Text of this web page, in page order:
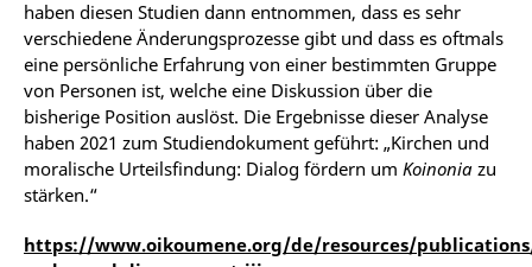
haben diesen Studien dann entnommen, dass es sehr
verschiedene Änderungsprozesse gibt und dass es oftmals
eine persönliche Erfahrung von einer bestimmten Gruppe
von Personen ist, welche eine Diskussion über die
bisherige Position auslöst. Die Ergebnisse dieser Analyse
haben 2021 zum Studiendokument geführt: „Kirchen und
moralische Urteilsfindung: Dialog fördern um Koinonia zu
stärken.“
https://www.oikoumene.org/de/resources/